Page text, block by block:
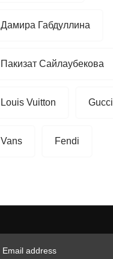
Дамира Габдуллина
Пакизат Сайлаубекова
Louis Vuitton Gucci
Vans Fendi